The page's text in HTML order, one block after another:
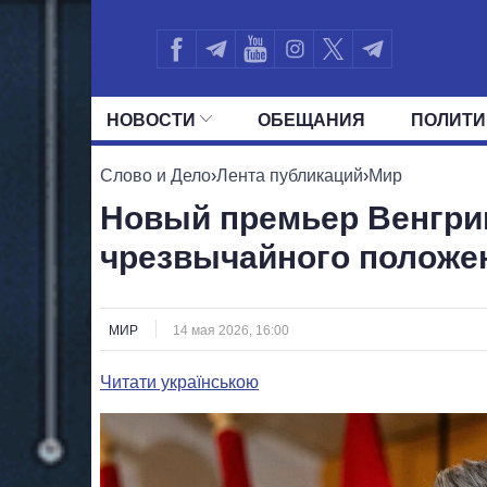
НОВОСТИ ОБЕЩАНИЯ
ВСЕ ПОЛИТИКИ ПРЕЗИДЕНТ И
Слово и Дело›Лента публикаций›Мир
Новый премьер
чрезвычайного
МИР 14 мая 2026, 16:00
Читати українською